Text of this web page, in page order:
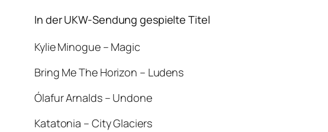
In der UKW-Sendung gespielte Titel
Kylie Minogue – Magic
Bring Me The Horizon – Ludens
Ólafur Arnalds – Undone
Katatonia – City Glaciers